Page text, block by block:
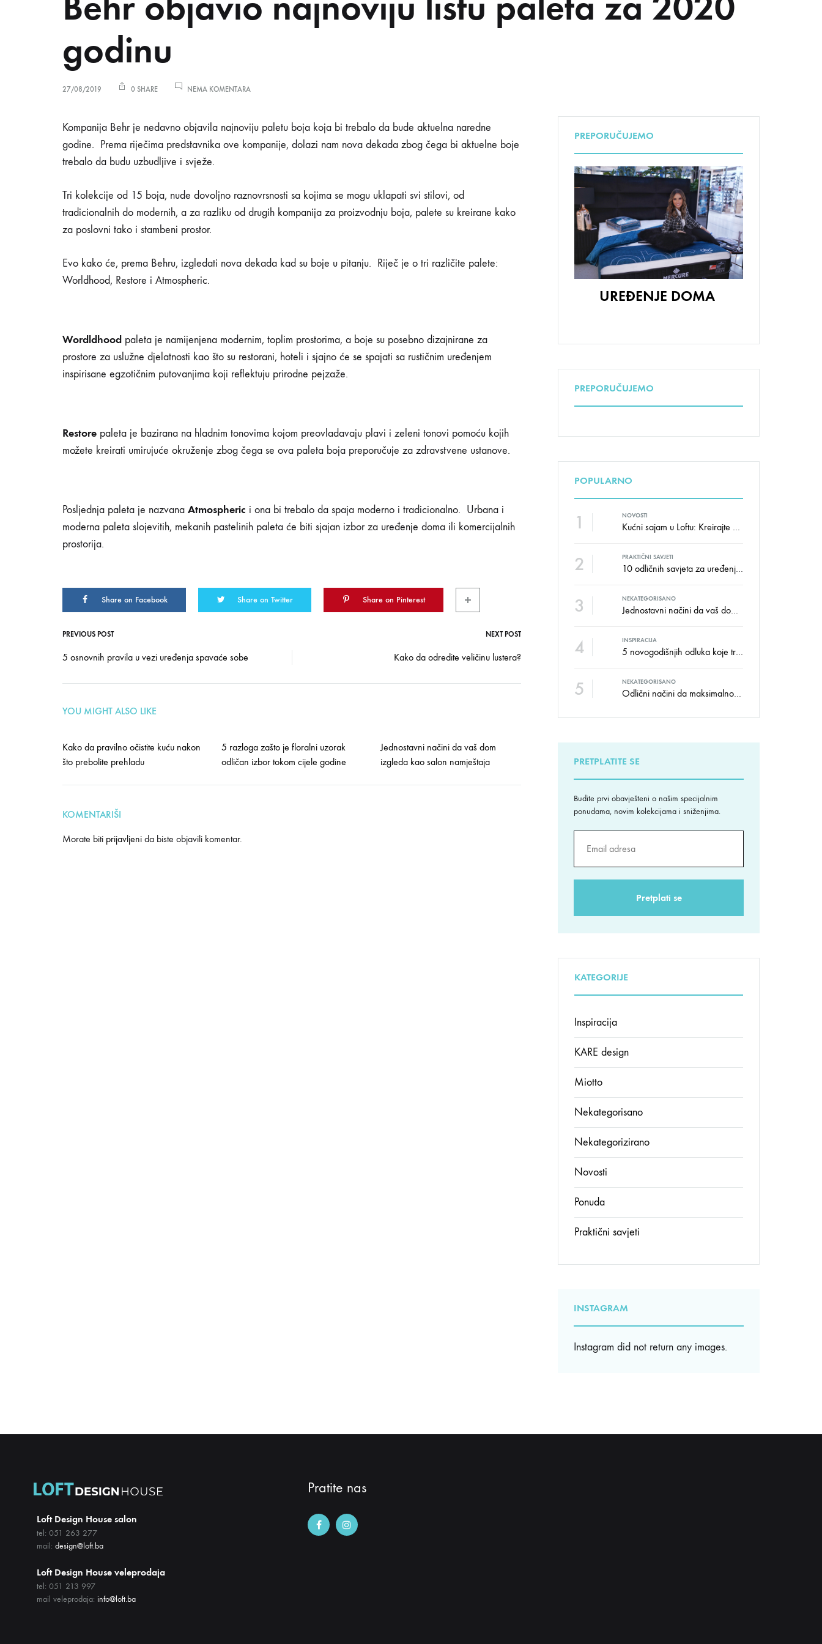
NOVOSTI INSPIRACIJA PRAKTIČNI SAVJETI PONUDA
godinu
27/08/2019 0 SHARE NEMA KOMENTARANA
NAJNOVIJU
LISTU
PALETA
Behr
objavio
najnoviju
listu
za
godinu
SHARE
KOMENTARA
NAJNOVIJU
PALETA
2020
Kompanija Behr je nedavno objavila najnoviju paletu boja koja bi trebalo da bude aktuelna naredne
godine. Prema riječima predstavnika ove kompanije, dolazi nam nova dekada zbog čega bi aktuelne boje
trebalo da budu uzbudljive i svježe.
Tri kolekcije od 15 boja, nude dovoljno raznovrsnosti sa kojima se mogu uklapati svi stilovi, od
tradicionalnih do modernih, a za razliku od drugih kompanija za proizvodnju boja, palete su kreirane kako
za poslovni tako i stambeni prostor.
Evo kako će, prema Behru, izgledati nova dekada kad su boje u pitanju. Riječ je o tri različite palete:
Worldhood, Restore i Atmospheric.
Wordldhood paleta je namijenjena modernim, toplim prostorima, a boje su posebno dizajnirane za
prostore za uslužne djelatnosti kao što su restorani, hoteli i sjajno će se spajati sa rustičnim uređenjem
inspirisane egzotičnim putovanjima koji reflektuju prirodne pejzaže.
Restore paleta je bazirana na hladnim tonovima kojom preovladavaju plavi i zeleni tonovi pomoću kojih
možete kreirati umirujuće okruženje zbog čega se ova paleta boja preporučuje za zdravstvene ustanove.
Posljednja paleta je nazvana Atmospheric i ona bi trebalo da spaja moderno i tradicionalno. Urbana i
moderna paleta slojevitih, mekanih pastelinih paleta će biti sjajan izbor za uređenje doma ili komercijalnih
prostorija.
Share on Facebook Share on Twitter Share on Pinterest
Post
navigation
PREVIOUS POST NEXT POST
5 osnovnih pravila u vezi uređenja spavaće sobe Kako da odredite veličinu lustera?
YOU MIGHT ALSO LIKE
Kako da pravilno očistite kuću nakon
što prebolite prehladu
5 razloga zašto je floralni uzorak
odličan izbor tokom cijele godine
Jednostavni načini da vaš dom
izgleda kao salon namještaja
KOMENTARIŠI
Morate biti prijavljeni da biste objavili komentar.
PREPORUČUJEMO
UREĐENJE DOMA
PREPORUČUJEMO
POPULARNO
1 NOVOSTI
Kućni sajam u Loftu: Kreirajte dom sa stilom i udobnošću uz velike uštede!
2 PRAKTIČNI SAVJETI
10 odličnih savjeta za uređenje dječije sobe
3 NEKATEGORISANO
Jednostavni načini da vaš dom izgleda kao salon namještaja
4 INSPIRACIJA
5 novogodišnjih odluka koje trebate donijeti u vezi izgleda doma
5 NEKATEGORISANO
Odlični načini da maksimalno iskoristite male prostore
PRETPLATITE SE
Budite prvi obavješteni o našim specijalnim
ponudama, novim kolekcijama i sniženjima.
KATEGORIJE
Inspiracija
KARE design
Miotto
Nekategorisano
Nekategorizirano
Novosti
Ponuda
Praktični savjeti
INSTAGRAM
Instagram did not return any images.
Loft Design House salon
tel: 051 263 277
mail: design@loft.ba
Loft Design House veleprodaja
tel: 051 213 997
mail veleprodaja: info@loft.ba
Pratite nas